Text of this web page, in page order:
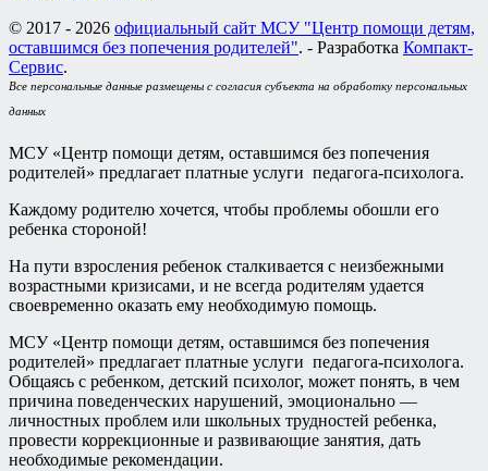
© 2017 - 2026 официальный сайт МСУ "Центр помощи детям,
оставшимся без попечения родителей". - Разработка Компакт-
Сервис.
Все персональные данные размещены с согласия субъекта на обработку персональных
данных
МСУ «Центр помощи детям, оставшимся без попечения
родителей» предлагает платные услуги педагога-психолога.
Каждому родителю хочется, чтобы проблемы обошли его
ребенка стороной!
На пути взросления ребенок сталкивается с неизбежными
возрастными кризисами, и не всегда родителям удается
своевременно оказать ему необходимую помощь.
МСУ «Центр помощи детям, оставшимся без попечения
родителей» предлагает платные услуги педагога-психолога.
Общаясь с ребенком, детский психолог, может понять, в чем
причина поведенческих нарушений, эмоционально —
личностных проблем или школьных трудностей ребенка,
провести коррекционные и развивающие занятия, дать
необходимые рекомендации.